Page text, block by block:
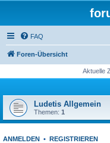
FAQ
Foren-Übersicht
Aktuelle
Ludetis Allgemein
Themen: 1
ANMELDEN • REGISTRIEREN